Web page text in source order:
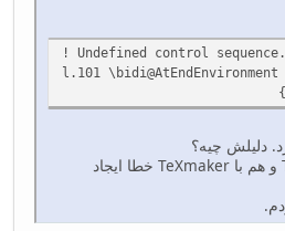
! Undefined control sequence.
l.101 \bidi@AtEndEnvironment
دلیلش چیه؟
(در ضمن هم با TeXworks و هم با TeXmaker خطا ایجاد